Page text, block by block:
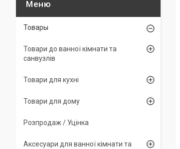
Товары
Товари до ванної кімнати та
санвузлів
Товари для кухні
Товари для дому
Розпродаж / Уцінка
Аксесуари для ванної кімнати та